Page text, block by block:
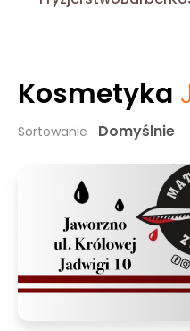
Kosmetyka
Sortowanie Domyślnie